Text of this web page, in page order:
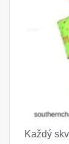
Každý